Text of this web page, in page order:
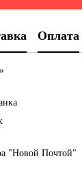
Оплата
"Новой Почтой"